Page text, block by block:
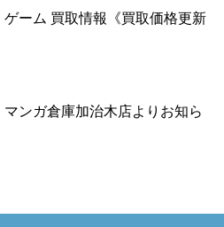
ゲーム 買取情報《買取価格更新
マンガ倉庫加治木店よりお知ら